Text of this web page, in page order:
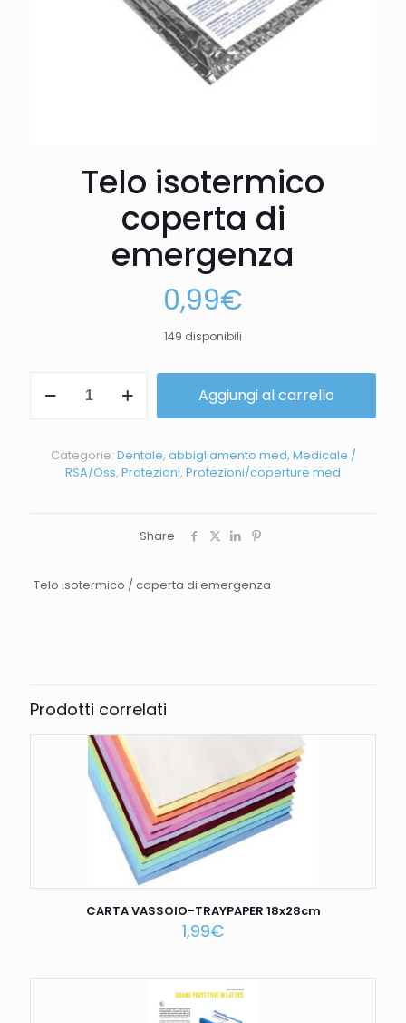
Telo isotermico
coperta di
emergenza
0,99€
149 disponibili
Aggiungi al carrello
Categorie: Dentale, abbigliamento med, Medicale /
RSA/Oss, Protezioni, Protezioni/coperture med
Share
Telo isotermico / coperta di emergenza
Prodotti correlati
CARTA VASSOIO-TRAYPAPER 18x28cm
1,99€